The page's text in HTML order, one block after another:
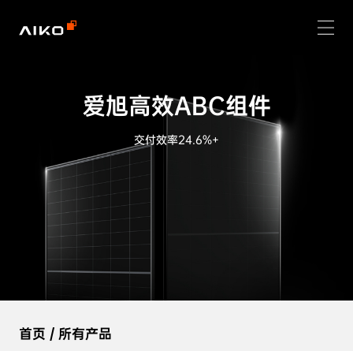
爱旭高效ABC组件
交付效率24.6%+
首页 / 所有产品